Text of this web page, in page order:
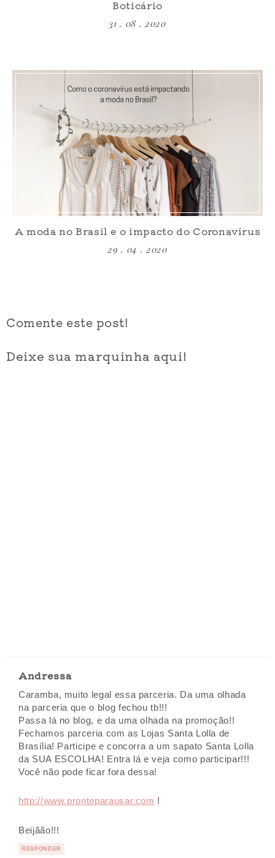
Boticário
31 . 08 . 2020
A moda no Brasil e o impacto do Coronavírus
29 . 04 . 2020
Comente este post!
Deixe sua marquinha aqui!
Andressa
Caramba, muito legal essa parceria. Da uma olhada
na parceria que o blog fechou tb!!!
Passa lá no blog, e da uma olhada na promoção!!
Fechamos parceria com as Lojas Santa Lolla de
Brasília! Participe e concorra a um sapato Santa Lolla
da SUA ESCOLHA! Entra lá e veja como participar!!!
Você não pode ficar fora dessa!
http://www.prontoparausar.com !
Beijãão!!!
RESPONDER